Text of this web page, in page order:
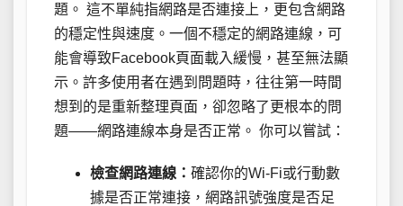
題。 這不單純指網路是否連接上，更包含網路
的穩定性與速度。一個不穩定的網路連線，可
能會導致Facebook頁面載入緩慢，甚至無法顯
示。許多使用者在遇到問題時，往往第一時間
想到的是重新整理頁面，卻忽略了更根本的問
題——網路連線本身是否正常。 你可以嘗試：
檢查網路連線： 確認你的Wi-Fi或行動數
據是否正常連接，網路訊號強度是否足